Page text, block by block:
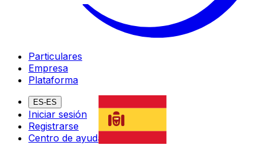
Particulares
Empresa
Plataforma
ES-ES
Iniciar sesión
Registrarse
Centro de ayuda